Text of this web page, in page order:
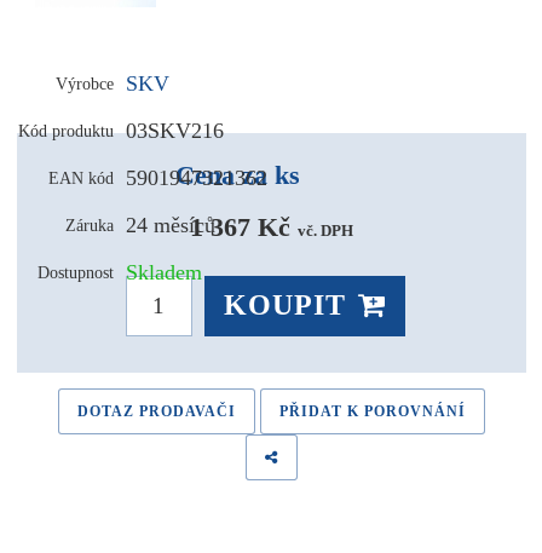
Výrobce SKV
Kód produktu 03SKV216
EAN kód 5901947321362
Záruka 24 měsíců
Dostupnost Skladem
Cena za ks
1 367 Kč vč. DPH
KOUPIT
DOTAZ PRODAVAČI PŘIDAT K POROVNÁNÍ